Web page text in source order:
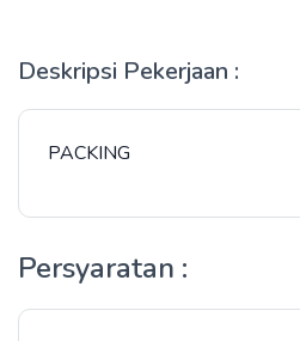
Deskripsi Pekerjaan :
PACKING
Persyaratan :